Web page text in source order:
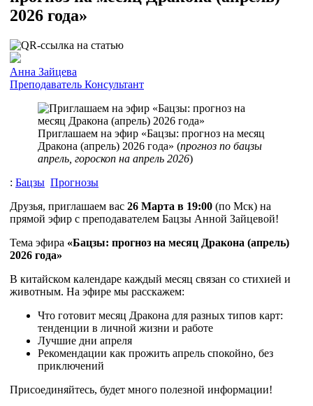
2026 года»
Анна Зайцева
Преподаватель Консультант
Приглашаем на эфир «Бацзы: прогноз на месяц
Дракона (апрель) 2026 года» (прогноз по бацзы
апрель, гороскоп на апрель 2026)
: Бацзы Прогнозы
Друзья, приглашаем вас 26 Марта в 19:00 (по Мск) на
прямой эфир с преподавателем Бацзы Анной Зайцевой!
Тема эфира «Бацзы: прогноз на месяц Дракона (апрель)
2026 года»
В китайском календаре каждый месяц связан со стихией и
животным. На эфире мы расскажем:
Что готовит месяц Дракона для разных типов карт:
тенденции в личной жизни и работе
Лучшие дни апреля
Рекомендации как прожить апрель спокойно, без
приключений
Присоединяйтесь, будет много полезной информации!